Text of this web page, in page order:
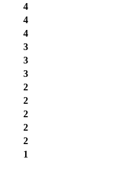
4
4
4
3
3
3
2
2
2
2
2
1